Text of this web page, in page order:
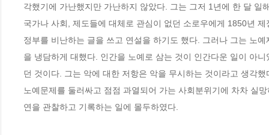
각했기에 가난했지만 가난하지 않았다. 그는 그저 1년에 한 달
국가나 사회, 제도들에 대체로 관심이 없던 소로우에게 1850년
정부를 비난하는 글을 쓰고 연설을 하기도 했다. 그러나 그는 노
을 냉담하게 대했다. 인간을 노예로 삼는 것이 인간다운 일이 아
던 것이다. 그는 악에 대한 저항은 악을 무시하는 것이라고 생각
노예문제를 둘러싸고 점점 과열되어 가는 사회분위기에 차차 실
연을 관찰하고 기록하는 일에 몰두하였다.